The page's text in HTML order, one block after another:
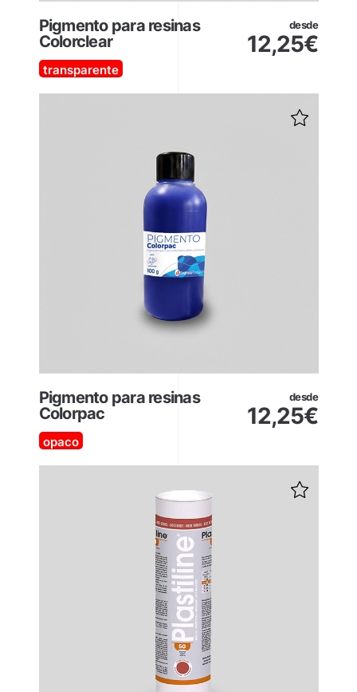
Pigmento para resinas
Colorclear
transparente
desde
12,25€
Pigmento para resinas
Colorpac
opaco
desde
12,25€